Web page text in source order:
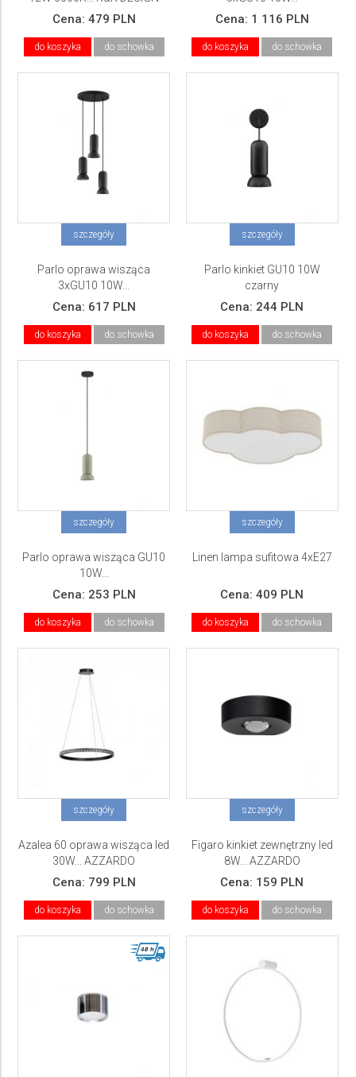
Cena: 479 PLN
do koszyka do schowka
Cena: 1 116 PLN
do koszyka do schowka
szczegóły
Parlo oprawa wisząca
3xGU10 10W...
Cena: 617 PLN
do koszyka do schowka
szczegóły
Parlo kinkiet GU10 10W
czarny
Cena: 244 PLN
do koszyka do schowka
szczegóły
Parlo oprawa wisząca GU10
10W...
Cena: 253 PLN
do koszyka do schowka
szczegóły
Linen lampa sufitowa 4xE27
Cena:409 PLN
do koszyka do schowka
szczegóły
Azalea 60 oprawa wisząca led
30W... AZZARDO
Cena: 799 PLN
do koszyka do schowka
szczegóły
Figaro kinkiet zewnętrzny led
8W... AZZARDO
Cena: 159 PLN
do koszyka do schowka